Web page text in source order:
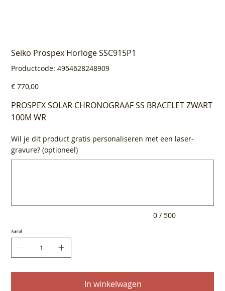
Seiko Prospex Horloge SSC915P1
Productcode:
Productcode
4954628248909
4954628248909
Prijs
€ 770,00
PROSPEX SOLAR CHRONOGRAAF SS BRACELET ZWART
100M WR
Wil je dit product gratis personaliseren met een laser-
gravure? (optioneel)
0 / 500
Aantal
In winkelwagen